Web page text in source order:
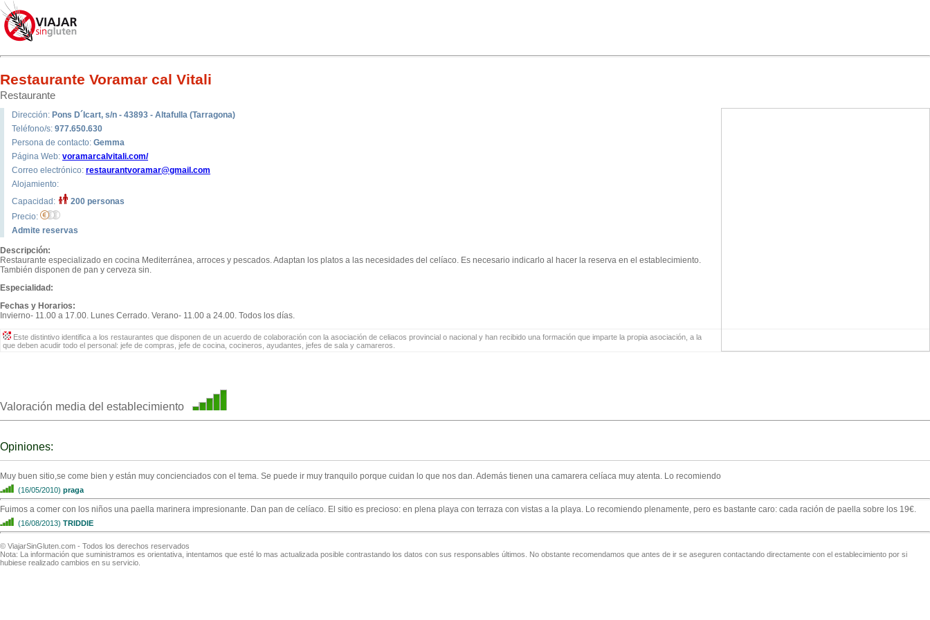
Restaurante Voramar cal Vitali
Restaurante
Dirección: Pons D´Icart, s/n - 43893 - Altafulla (Tarragona)
Teléfono/s: 977.650.630
Persona de contacto: Gemma
Página Web: voramarcalvitali.com/
Correo electrónico: restaurantvoramar@gmail.com
Alojamiento:
Capacidad:
200 personas
Precio:
Admite reservas
Descripción:
Restaurante especializado en cocina Mediterránea, arroces y pescados. Adaptan los platos a las necesidades del celíaco. Es necesario indicarlo al hacer la reserva en el establecimiento.
También disponen de pan y cerveza sin.
Especialidad:
Fechas y Horarios:
Invierno- 11.00 a 17.00. Lunes Cerrado. Verano- 11.00 a 24.00. Todos los días.
Este distintivo identifica a los restaurantes que disponen de un acuerdo de colaboración con la asociación de celiacos provincial o nacional y han recibido una formación que imparte la propia asociación, a la
que deben acudir todo el personal: jefe de compras, jefe de cocina, cocineros, ayudantes, jefes de sala y camareros.
Valoración media del establecimiento
Opiniones:
Muy buen sitio,se come bien y están muy concienciados con el tema. Se puede ir muy tranquilo porque cuidan lo que nos dan. Además tienen una camarera celíaca muy atenta. Lo recomiendo
(16/05/2010) praga
Fuimos a comer con los niños una paella marinera impresionante. Dan pan de celíaco. El sitio es precioso: en plena playa con terraza con vistas a la playa. Lo recomiendo plenamente, pero es bastante caro: cada ración de paella sobre los 19€.
(16/08/2013) TRIDDIE
© ViajarSinGluten.com - Todos los derechos reservados
Nota: La información que suministramos es orientativa, intentamos que esté lo mas actualizada posible contrastando los datos con sus responsables últimos. No obstante recomendamos que antes de ir se aseguren contactando directamente con el establecimiento por si
hubiese realizado cambios en su servicio.